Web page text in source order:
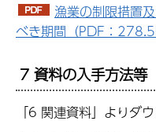
漁業の制限措置
べき期間（PDF：
7 資料の入手方法等
「6 関連資料」よりダ